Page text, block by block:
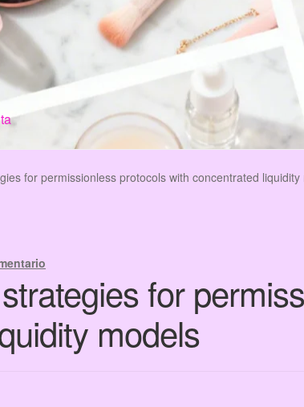
My Account Terms & Conditions Tienda
for permissionless protocols with concentrated liquidity
for
models